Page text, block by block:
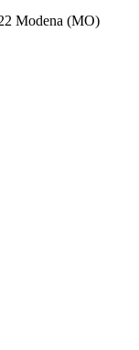
Modena (MO)